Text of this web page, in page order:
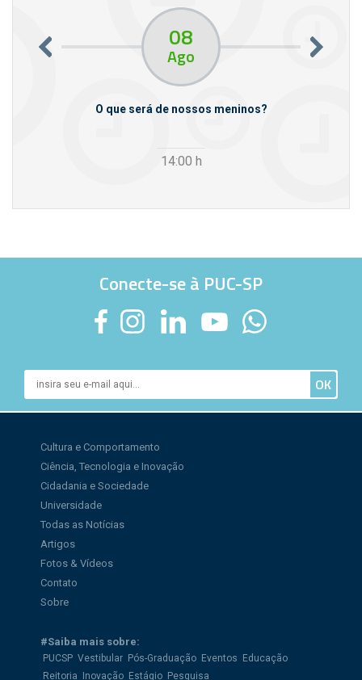
08
Ago
O que será de nossos meninos?
14:00 h
Conecte-se à PUC-SP
Cultura e Comportamento
Ciência, Tecnologia e Inovação
Cidadania e Sociedade
Universidade
Todas as Notícias
Artigos
Fotos & Vídeos
Contato
Sobre
#Saiba mais sobre:
PUCSP Vestibular Pós-Graduação Eventos
Educação
Reitoria
Inovação Estágio Pesquisa